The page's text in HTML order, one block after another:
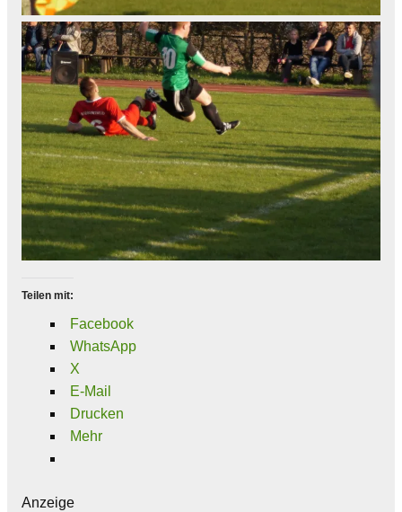
Teilen mit:
Facebook
WhatsApp
X
E-Mail
Drucken
Mehr
Anzeige